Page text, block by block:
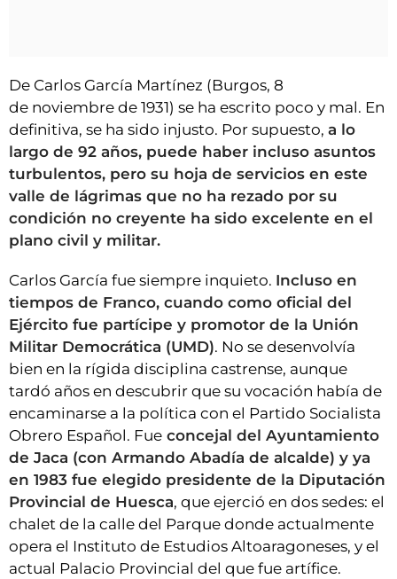
De Carlos García Martínez (Burgos, 8
de noviembre de 1931) se ha escrito poco y mal. En
definitiva, se ha sido injusto. Por supuesto, a lo
largo de 92 años, puede haber incluso asuntos
turbulentos, pero su hoja de servicios en este
valle de lágrimas que no ha rezado por su
condición no creyente ha sido excelente en el
plano civil y militar.
Carlos García fue siempre inquieto. Incluso en
tiempos de Franco, cuando como oficial del
Ejército fue partícipe y promotor de la Unión
Militar Democrática (UMD). No se desenvolvía
bien en la rígida disciplina castrense, aunque
tardó años en descubrir que su vocación había de
encaminarse a la política con el Partido Socialista
Obrero Español. Fue concejal del Ayuntamiento
de Jaca (con Armando Abadía de alcalde) y ya
en 1983 fue elegido presidente de la Diputación
Provincial de Huesca, que ejerció en dos sedes: el
chalet de la calle del Parque donde actualmente
opera el Instituto de Estudios Altoaragoneses, y el
actual Palacio Provincial del que fue artífice.